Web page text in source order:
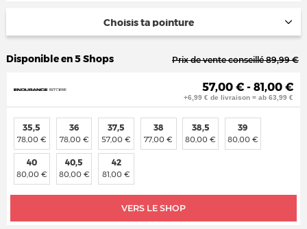
Choisis ta pointure
Disponible en 5 Shops Prix de vente conseillé 89,99 €
57,00 € - 81,00 €
+6,99 € de livraison = ab 63,99 €
VERS LE SHOP
35,5
78,00 €
36
78,00 €
37,5
57,00 €
38
77,00 €
38,5
80,00 €
39
80,00 €
40
80,00 €
40,5
80,00 €
42
81,00 €